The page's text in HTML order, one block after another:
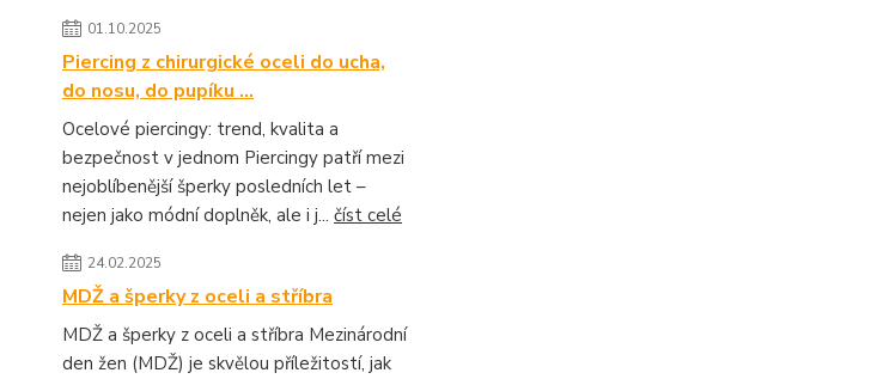
01.10.2025
Piercing z chirurgické oceli do ucha,
do nosu, do pupíku ...
Ocelové piercingy: trend, kvalita a
bezpečnost v jednom Piercingy patří mezi
nejoblíbenější šperky posledních let –
nejen jako módní doplněk, ale i j... číst celé
24.02.2025
MDŽ a šperky z oceli a stříbra
MDŽ a šperky z oceli a stříbra Mezinárodní
den žen (MDŽ) je skvělou příležitostí, jak